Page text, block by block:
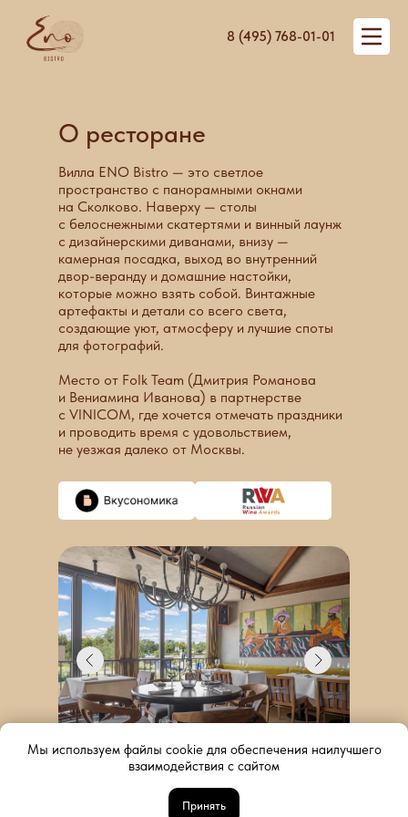
8 (495) 768-01-01
Мы используем файлы cookie для обеспечения наилучшего
взаимодействия с сайтом
Принять
О ресторане
Вилла ENO Bistro — это светлое
пространство с панорамными окнами
на Сколково. Наверху — столы
с белоснежными скатертями и винный лаунж
с дизайнерскими диванами, внизу —
камерная посадка, выход во внутренний
двор-веранду и домашние настойки,
которые можно взять собой. Винтажные
артефакты и детали со всего света,
создающие уют, атмосферу и лучшие споты
для фотографий.
Место от Folk Team (Дмитрия Романова
и Вениамина Иванова) в партнерстве
с VINICOM, где хочется отмечать праздники
и проводить время с удовольствием,
не уезжая далеко от Москвы.